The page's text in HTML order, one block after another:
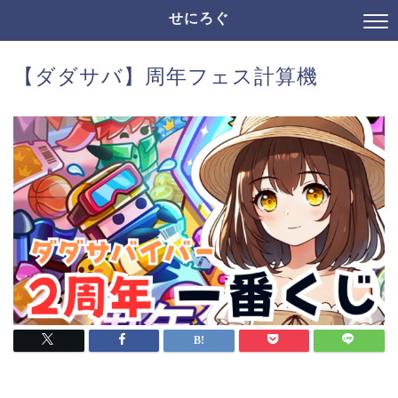
せにろぐ
【ダダサバ】周年フェス計算機